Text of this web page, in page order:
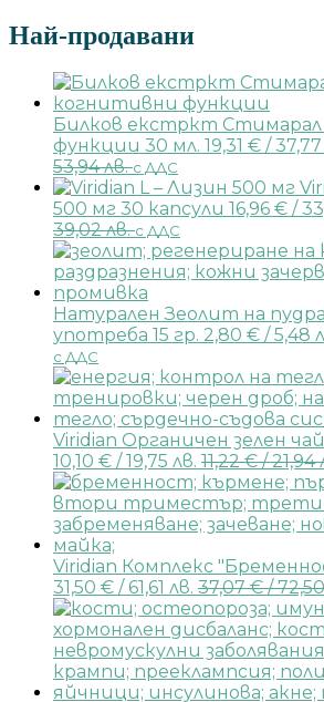
Най-продавани
Билков екстркт
функции 30 мл. 19,31 € / 37,77
53,94 лв.с ДДС
500 мг 30 капсули 16,96 € /
39,02 лв.с ДДС
Натурален Зеолит на
употреба 15 гр. 2,80 € / 5,48
с ДДС
Viridian Органичен зелен
10,10 € / 19,75 лв. 11,22€/ 21,94
Viridian Комплекс
31,50 € / 61,61 лв. 37,07€/